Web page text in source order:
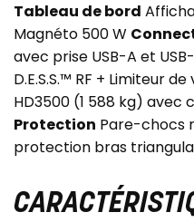
Tableau de bord
Magnéto 500 W
avec prise USB-A et
D.E.S.S.™ RF + Limiteur
HD3500 (1 588 kg) avec
Protection Pare-chocs
protection bras